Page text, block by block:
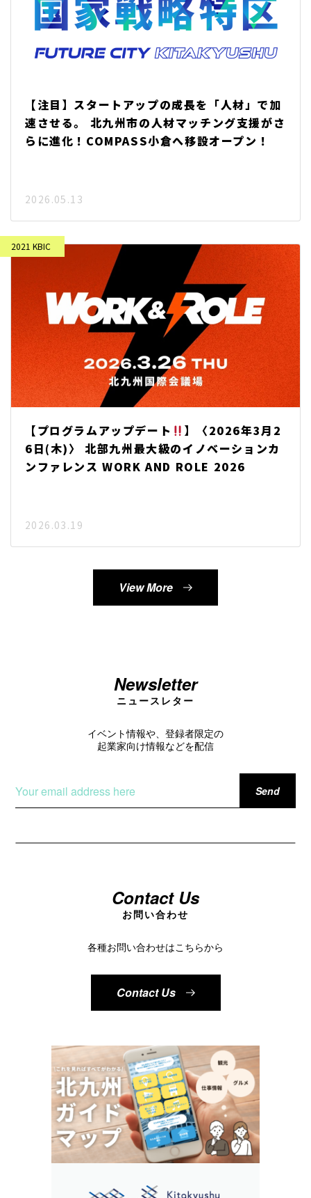
【注目】スタートアップの成長を「人材」で加
速させる。 北九州市の人材マッチング支援がさ
らに進化！COMPASS小倉へ移設オープン！
2026.05.13
【プログラムアップデート
】〈2026年3月2
6日(木)〉 北部九州最大級のイノベーションカ
ンファレンス WORK AND ROLE 2026
2026.03.19
View More
Newsletter
ニュースレター
イベント情報や、登録者限定の
起業家向け情報などを配信
Contact Us
お問い合わせ
各種お問い合わせはこちらから
Contact Us